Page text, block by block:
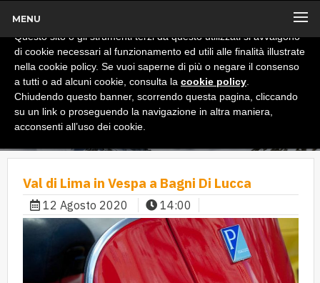
MENU
Val di Lima in Vespa a Bagni Di Lucca
12 Agosto 2020 14:00
x
Informativa
Questo sito o gli strumenti terzi da questo utilizzati si avvalgono
di cookie necessari al funzionamento ed utili alle finalità illustrate
nella cookie policy. Se vuoi saperne di più o negare il consenso
a tutti o ad alcuni cookie, consulta la cookie policy
Chiudendo questo banner, scorrendo questa pagina, cliccando
su un link o proseguendo la navigazione in altra maniera,
acconsenti all’uso dei cookie.